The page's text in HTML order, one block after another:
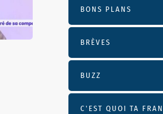
BONS PLANS
BRÈVES
BUZZ
C'EST QUOI TA